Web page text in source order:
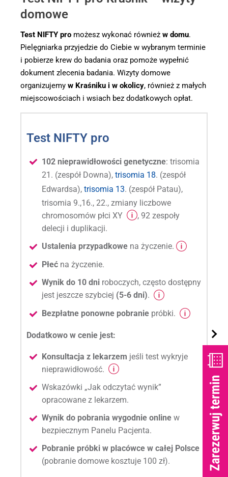
domowe
Test NIFTY pro możesz wykonać również w domu.
Pielęgniarka przyjedzie do Ciebie w wybranym terminie
i pobierze krew do badania oraz pomoże wypełnić
dokument zlecenia badania. Wizyty domowe
organizujemy w Kraśniku i w okolicy, również z małych
miejscowościach i wsiach bez dodatkowych opłat.
Test NIFTY pro
102 nieprawidłowości genetyczne: trisomia
21. (zespół Downa), trisomia 18. (zespół
Edwardsa), trisomia 13. (zespół Patau),
trisomia 9.,16., 22., zmiany liczbowe
chromosomów płci XY
, 92 zespoły
delecji i duplikacji.
Ustalenia przypadkowe na życzenie.
Płeć na życzenie.
Wynik do 10 dni roboczych, często dostępny
jest jeszcze szybciej (5-6 dni).
Bezpłatne ponowne pobranie próbki.
Dodatkowo w cenie jest:
Konsultacja z lekarzem jeśli test wykryje
nieprawidłowość.
Wskazówki „Jak odczytać wynik”
opracowane z lekarzem.
Wynik do pobrania wygodnie online w
bezpiecznym Panelu Pacjenta.
Pobranie próbki w placówce w całej Polsce
(pobranie domowe kosztuje 100 zł).